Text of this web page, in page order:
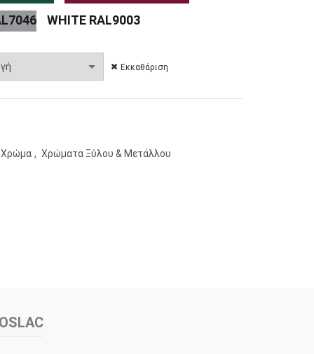
WHITE RAL9003
Εκκαθάριση
Χρώμα , Χρώματα Ξύλου & Μετάλλου